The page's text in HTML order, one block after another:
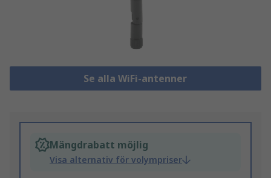
Se alla WiFi-antenner
Mängdrabatt möjlig
Visa alternativ för volympriser